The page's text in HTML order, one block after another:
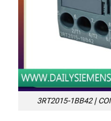
3RT2015-1BB42 |